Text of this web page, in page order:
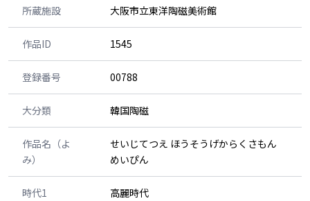
所蔵施設 大阪市立東洋陶磁美術館
作品ID 1545
登録番号 00788
大分類 韓国陶磁
作品名（よ
み）
せいじてつえ ほうそうげからくさもん
めいぴん
時代1 高麗時代